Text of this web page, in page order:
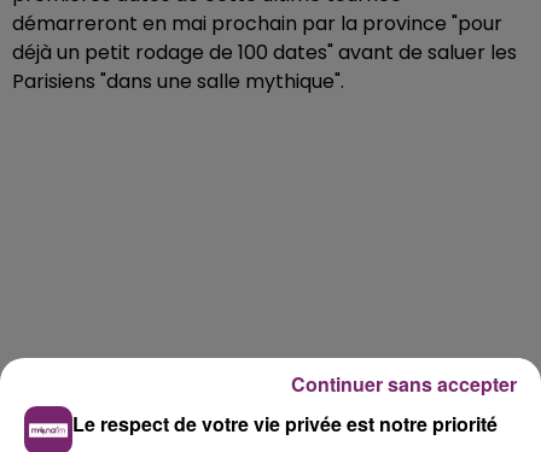
démarreront en mai prochain par la province "pour
déjà un petit rodage de 100 dates" avant de saluer les
Parisiens "dans une salle mythique".
Le respect de votre vie privée est notre priorité
Continuer sans accepter